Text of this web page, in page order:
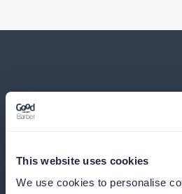
This website uses cookies
We use cookies to personalise
Og meget mere